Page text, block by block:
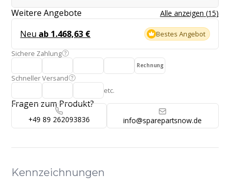
Weitere Angebote Alle anzeigen (15)
Bestes Angebot
Neu ab 1.468,63 €
Sichere Zahlung
Rechnung
Schneller Versand
etc.
Fragen zum Produkt?
+49 89 262093836 info@sparepartsnow.de
Kennzeichnungen